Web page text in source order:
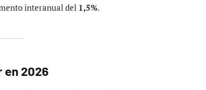
interanual del 1,5%.
en 2026